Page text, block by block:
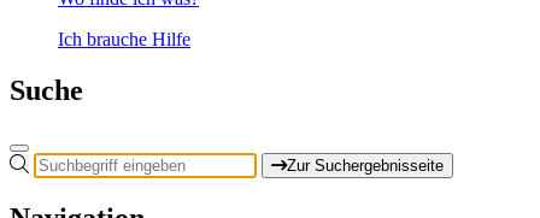
Ich brauche Hilfe
Suche
Zur Suchergebnisseite